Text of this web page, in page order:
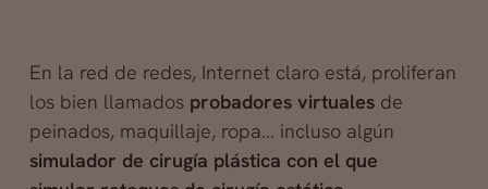
En la red de redes, Internet claro está, proliferan
los bien llamados probadores virtualesde
peinados, maquillaje, ropa… incluso algún
simulador de cirugía plástica con el que